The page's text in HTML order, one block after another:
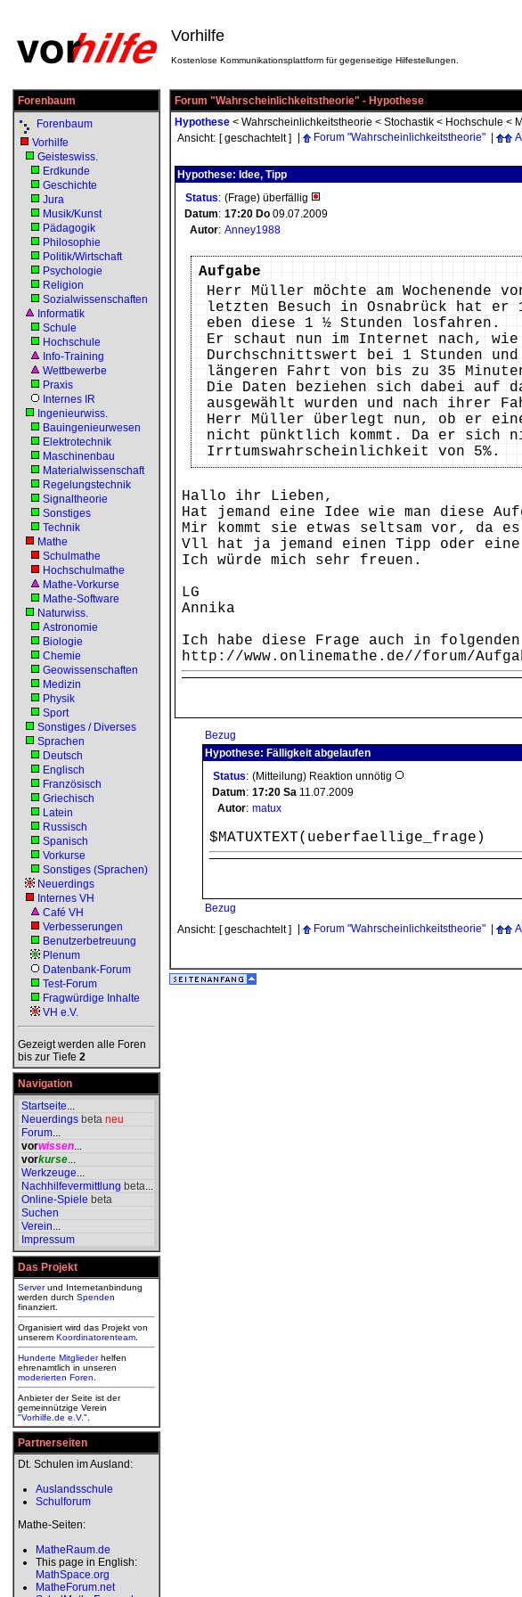
Vorhilfe
Kostenlose Kommunikationsplattform für gegenseitige Hilfestellungen.
Forenbaum
Forenbaum
Vorhilfe
Geisteswiss.
Erdkunde
Geschichte
Jura
Musik/Kunst
Pädagogik
Philosophie
Politik/Wirtschaft
Psychologie
Religion
Sozialwissenschaften
Informatik
Schule
Hochschule
Info-Training
Wettbewerbe
Praxis
Internes IR
Ingenieurwiss.
Bauingenieurwesen
Elektrotechnik
Maschinenbau
Materialwissenschaft
Regelungstechnik
Signaltheorie
Sonstiges
Technik
Mathe
Schulmathe
Hochschulmathe
Mathe-Vorkurse
Mathe-Software
Naturwiss.
Astronomie
Biologie
Chemie
Geowissenschaften
Medizin
Physik
Sport
Sonstiges / Diverses
Sprachen
Deutsch
Englisch
Französisch
Griechisch
Latein
Russisch
Spanisch
Vorkurse
Sonstiges (Sprachen)
Neuerdings
Internes VH
Café VH
Verbesserungen
Benutzerbetreuung
Plenum
Datenbank-Forum
Test-Forum
Fragwürdige Inhalte
VH e.V.
Gezeigt werden alle Foren
bis zur Tiefe 2
Navigation
Startseite...
Neuerdings beta neu
Forum...
vorwissen...
vorkurse...
Werkzeuge...
Nachhilfevermittlung beta...
Online-Spiele beta
Suchen
Verein...
Impressum
Das Projekt
Serverund Internetanbindung
werden durch Spenden
finanziert.
Organisiert wird das Projekt von
unserem Koordinatorenteam
Hunderte Mitgliederhelfen
ehrenamtlich in unseren
moderierten Foren
Anbieter der Seite ist der
gemeinnützige Verein
"Vorhilfe.de e.V.".
Partnerseiten
Dt. Schulen im Ausland:
Auslandsschule
Schulforum
Mathe-Seiten:
MatheRaum.de
This page in English:
MathSpace.org
MatheForum.net
Forum "Wahrscheinlichkeitstheorie" - Hypothese
Hypothese < Wahrscheinlichkeitstheorie < Stochastik < Hochschule <
Ansicht: [ geschachtelt ] Forum "Wahrscheinlichkeitstheorie"
Hypothese: Idee, Tipp
Status: (Frage) überfällig
Datum: 17:20 Do 09.07.2009
Autor: Anney1988
Aufgabe
Herr Müller möchte am Wochenende
letzten Besuch in Osnabrück hat
eben diese 1 ½ Stunden losfahren.
Er schaut nun im Internet nach,
Durchschnittswert bei 1 Stunden
längeren Fahrt von bis zu 35 Minuten
Die Daten beziehen sich dabei auf
ausgewählt wurden und nach ihrer
Herr Müller überlegt nun, ob er
nicht pünktlich kommt. Da er sich
Irrtumswahrscheinlichkeit von 5%.
Hallo ihr Lieben,
Hat jemand eine Idee wie man diese
Mir kommt sie etwas seltsam vor, da
Vll hat ja jemand einen Tipp oder
Ich würde mich sehr freuen.
LG
Annika
Ich habe diese Frage auch in
http://www.onlinemathe.de//forum/
Bezug
Hypothese: Fälligkeit abgelaufen
Status: (Mitteilung) Reaktion unnötig
Datum: 17:20 Sa 11.07.2009
Autor: matux
$MATUXTEXT(ueberfaellige_frage)
Bezug
Ansicht: [ geschachtelt ] Forum "Wahrscheinlichkeitstheorie"